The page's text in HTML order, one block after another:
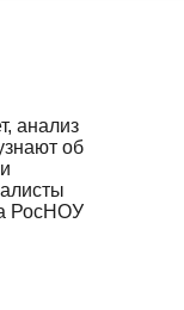
анализ
об
РосНОУ